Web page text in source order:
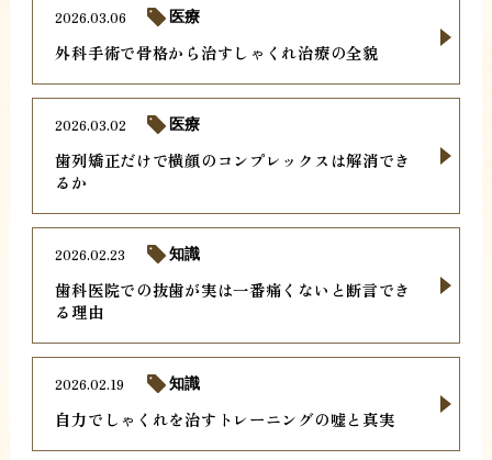
外科手術で骨格から治すしゃくれ治療の全貌
2026.03.06 医療
歯列矯正だけで横顔のコンプレックスは解消でき
るか
2026.03.02 医療
歯科医院での抜歯が実は一番痛くないと断言でき
る理由
2026.02.23 知識
自力でしゃくれを治すトレーニングの嘘と真実
2026.02.19 知識